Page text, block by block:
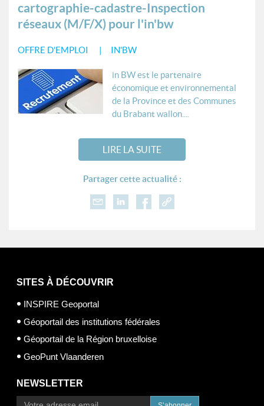
cartographie-cadastre-Inspection
réseaux (M/F/X) pour l'in'bw
OFFRE D'EMPLOI IN'BW
in BW est le partenaire
économique et environnemental
de la Province et des Communes
du Brabant wallon....
LIRE LA SUITE
Partager cette actualité :
SITES À DÉCOUVRIR
INSPIRE Geoportal
Géoportail des institutions fédérales
Géoportail de la Région bruxelloise
GeoPunt Vlaanderen
NEWSLETTER